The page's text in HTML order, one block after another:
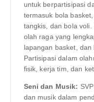
untuk berpartisipasi
termasuk bola
tangkis, dan bola
olah raga yang
lapangan basket,
Partisipasi dalam
fisik, kerja tim, dan
Seni dan Musik:
dan musik dalam